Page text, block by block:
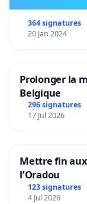
364 signatures
20 Jan 2024
Prolonger la
Belgique
296 signatures
17 Jul 2026
Mettre fin
l’Oradou
123 signatures
4 Jul 2026